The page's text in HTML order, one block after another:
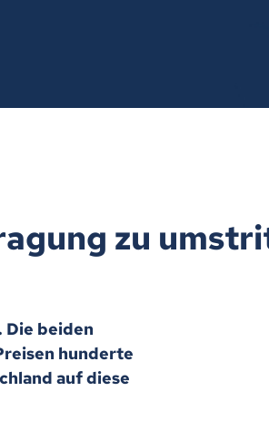
zu
Die beiden
hunderte
auf diese